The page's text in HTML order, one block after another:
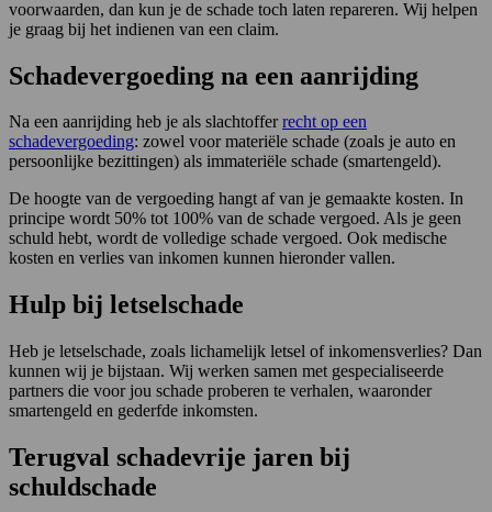
voorwaarden, dan kun je de schade toch laten repareren. Wij helpen
je graag bij het indienen van een claim.
Schadevergoeding na een aanrijding
Na een aanrijding heb je als slachtofferrecht op een
schadevergoeding: zowel voor materiële schade (zoals je auto en
persoonlijke bezittingen) als immateriële schade (smartengeld).
De hoogte van de vergoeding hangt af van je gemaakte kosten. In
principe wordt 50% tot 100% van de schade vergoed. Als je geen
schuld hebt, wordt de volledige schade vergoed. Ook medische
kosten en verlies van inkomen kunnen hieronder vallen.
Hulp bij letselschade
Heb je letselschade, zoals lichamelijk letsel of inkomensverlies? Dan
kunnen wij je bijstaan. Wij werken samen met gespecialiseerde
partners die voor jou schade proberen te verhalen, waaronder
smartengeld en gederfde inkomsten.
Terugval schadevrije jaren bij
schuldschade